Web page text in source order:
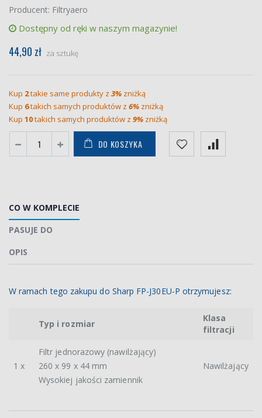
Producent: Filtryaero
Dostępny od ręki w naszym magazynie!
44,90 zł za sztukę
Kup 2takie same produkty z 3% zniżką
Kup 6takich samych produktów z 6% zniżką
Kup 10takich samych produktów z 9% zniżką
DO KOSZYKA
CO W KOMPLECIE
PASUJE DO
OPIS
W ramach tego zakupu do Sharp FP-J30EU-P otrzymujesz:
Typ i rozmiar
Klasa
filtracji
1 x
Filtr jednorazowy (nawilżający)
260 x 99 x 44 mm
Wysokiej jakości zamiennik
Nawilżający